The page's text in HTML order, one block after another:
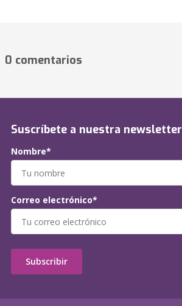
0 comentarios
Suscríbete a nuestra newsletter
Nombre*
Correo electrónico*
Subscribir